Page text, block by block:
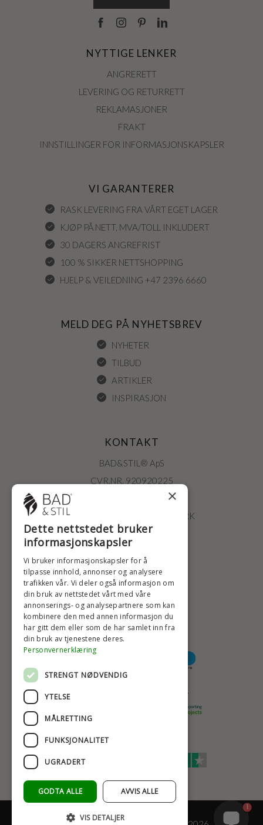
NYTTIGE LENKER
ANGRERETT
LEVERING OG RETURRETT
REKLAMASJONER
FRAKT
INNSTILLINGER FOR INFORMASJONSKAPSLER
VI GARANTERER
RASK LEVERING FRA VÅRT EGET LAGER
KJØP PÅ NETT, MVA/TOLL INKLUDERT
30 DAGERS ANGREFRIST
100 % SIKKER NETTSHOPPING
HJELP & VEILEDNING +47 2396 6660
MELD DEG PÅ NYHETSBREV
NYHETER
TILBUD
ARTIKLER
INSPIRASJON
KONTAKT
BAD&STIL® ApS
CVR.NR. 920920225
ØSTERBROGADE 202
2100 KØBENHAVN • DANMARK
+47 2396 6660
BADSTIL@BADSTIL.NO
HØYESTE KREDITTVURD
BETALINGSALTERNATIVER
TRYGG OG SIKKER NETTHANDEL
TRUSTSCORE 4,7
×
Dette nettstedet bruker
informasjonskapsler
Vi bruker informasjonskapsler for å
tilpasse innhold, annonser og analysere
trafikken vår. Vi deler også informasjon om
din bruk av nettstedet vårt med våre
annonserings- og analysepartnere som kan
kombinere den med annen informasjon du
har gitt dem eller som de har samlet inn fra
din bruk av tjenestene deres.
Personvernerklæring
STRENGT NØDVENDIG
YTELSE
MÅLRETTING
FUNKSJONALITET
UGRADERT
GODTA ALLE AVVIS ALLE
VIS DETALJER
1